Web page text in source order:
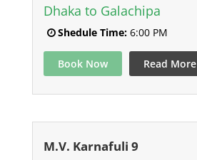
Dhaka to Galachipa
Shedule Time:6:00 PM
Book Now Read More
M.V. Karnafuli 9